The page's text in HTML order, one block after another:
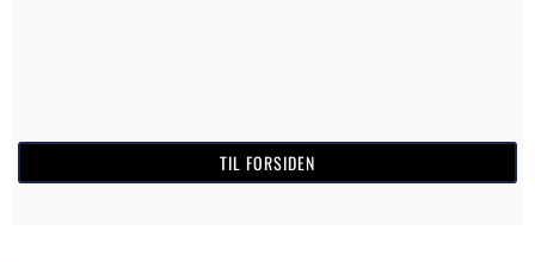
TIL FORSIDEN